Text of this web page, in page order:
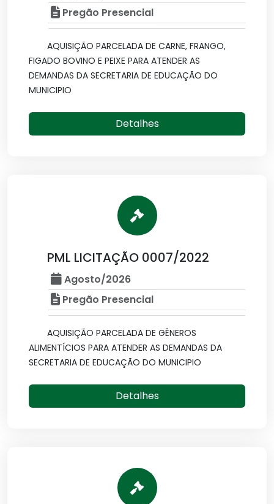
Pregão Presencial
AQUISIÇÃO PARCELADA DE CARNE, FRANGO,
FIGADO BOVINO E PEIXE PARA ATENDER AS
DEMANDAS DA SECRETARIA DE EDUCAÇÃO DO
MUNICIPIO
Detalhes
PML LICITAÇÃO 0007/2022
Agosto/2026
Pregão Presencial
AQUISIÇÃO PARCELADA DE GÊNEROS
ALIMENTÍCIOS PARA ATENDER AS DEMANDAS DA
SECRETARIA DE EDUCAÇÃO DO MUNICIPIO
Detalhes